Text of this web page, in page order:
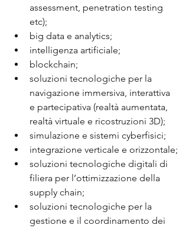
assessment, penetration testing
etc);
big data e analytics;
intelligenza artificiale;
blockchain;
soluzioni tecnologiche per la
navigazione immersiva, interattiva
e partecipativa (realtà aumentata,
realtà virtuale e ricostruzioni 3D);
simulazione e sistemi cyberfisici;
integrazione verticale e orizzontale;
soluzioni tecnologiche digitali di
filiera per l’ottimizzazione della
supply chain;
soluzioni tecnologiche per la
gestione e il coordinamento dei